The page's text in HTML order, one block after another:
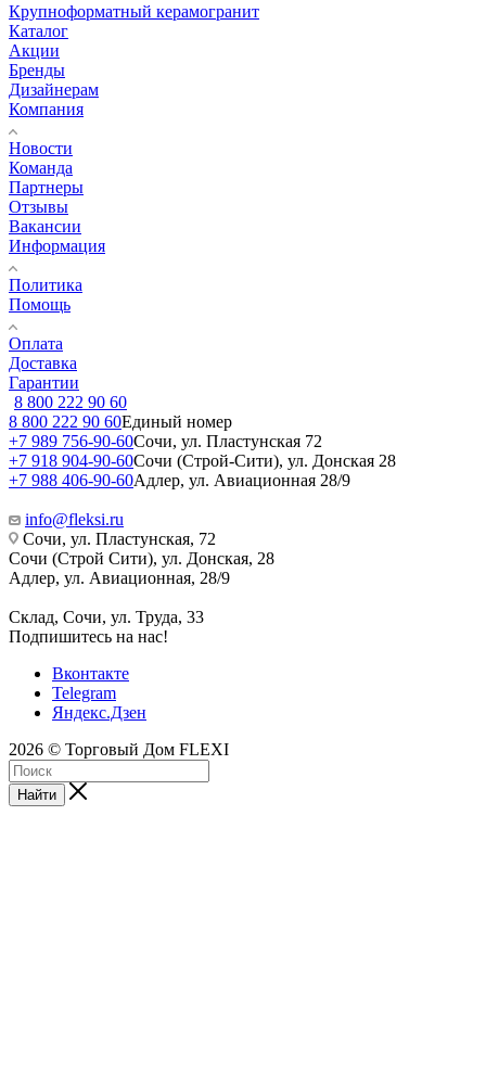
Крупноформатный керамогранит
Каталог
Акции
Бренды
Дизайнерам
Компания
Новости
Команда
Партнеры
Отзывы
Вакансии
Информация
Политика
Помощь
Оплата
Доставка
Гарантии
8 800 222 90 60
8 800 222 90 60Единый номер
+7 989 756-90-60Сочи, ул. Пластунская 72
+7 918 904-90-60Сочи (Строй-Сити), ул. Донская 28
+7 988 406-90-60Адлер, ул. Авиационная 28/9
info@fleksi.ru
Сочи, ул. Пластунская, 72
Сочи (Строй Сити), ул. Донская, 28
Адлер, ул. Авиационная, 28/9
Склад, Сочи, ул. Труда, 33
Подпишитесь на нас!
Вконтакте
Telegram
Яндекс.Дзен
2026 © Торговый Дом FLEXI
Найти